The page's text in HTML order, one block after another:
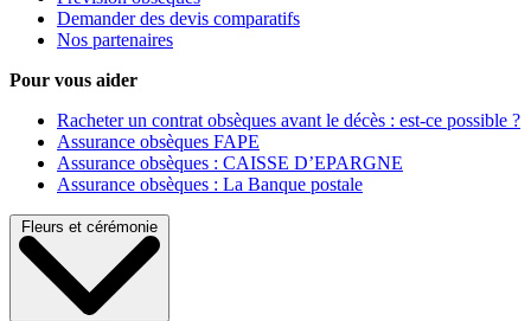
Demander des devis comparatifs
Nos partenaires
Pour vous aider
Racheter un contrat obsèques avant le décès : est-ce possible ?
Assurance obsèques FAPE
Assurance obsèques : CAISSE D’EPARGNE
Assurance obsèques : La Banque postale
Fleurs et cérémonie